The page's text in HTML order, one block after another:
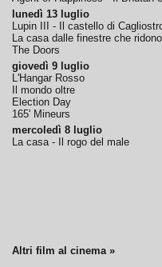
lunedì 13 luglio
Lupin III - Il castello di
La casa dalle finestre che ridono
The Doors
giovedì 9 luglio
L'Hangar Rosso
Il mondo oltre
Election Day
165' Mineurs
mercoledì 8 luglio
La casa - Il rogo del male
Altri film al cinema »